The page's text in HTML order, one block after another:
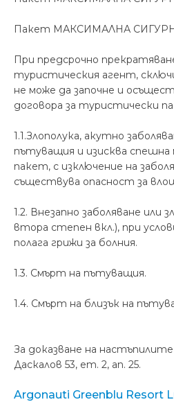
Пакет МАКСИМАЛНА
При предсрочно
туристическия агент,
не може да започне и
договора за туристически
1.1.Злополука, акутно
пътуващия и изисква спешна
пакет, с изключение на
съществува опасност за
1.2. Внезапно заболяване или
втора степен вкл.), при
полага грижи за болния.
1.3. Смърт на пътуващия.
1.4. Смърт на близък на
За доказване на
Даскалов 53, ет. 2, ап. 25.
Argonauti Greenblu Resort